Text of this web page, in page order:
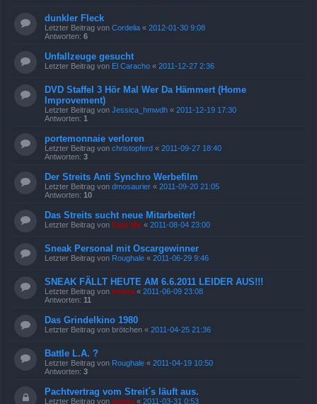
dunkler Fleck
Letzter Beitrag von Cordelia « 2012-01-30 9:08
Antworten: 6
Unfallzeuge gesucht
Letzter Beitrag von El Caracho « 2011-12-27 2:36
DVD Staffel 3 Hör Mal Wer Da Hämmert (Home
Improvement)
Letzter Beitrag von Jessica_hmwdh « 2011-12-19 17:30
Antworten: 1
portemonnaie verloren
Letzter Beitrag von christopferd « 2011-09-27 18:40
Antworten: 3
Der Streits Anti Synchro Werbefilm
Letzter Beitrag von dmosaurier « 2011-09-20 21:05
Antworten: 10
Das Streits sucht neue Mitarbeiter!
Letzter Beitrag von Kasi Mir « 2011-08-04 23:00
Sneak Personal mit Oscargewinner
Letzter Beitrag von Roughale « 2011-06-29 9:46
SNEAK FÄLLT HEUTE AM 6.6.2011 LEIDER AUS!!!
Letzter Beitrag von emma « 2011-06-09 23:08
Antworten: 11
Das Grindelkino 1980
Letzter Beitrag von brötchen « 2011-04-25 21:36
Battle L.A. ?
Letzter Beitrag von Roughale « 2011-04-19 10:50
Antworten: 3
Pachtvertrag vom Streit´s läuft aus.
Letzter Beitrag von emma « 2011-03-31 0:53